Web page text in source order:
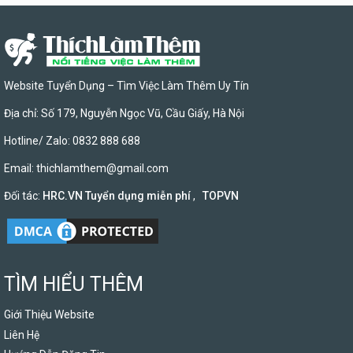
Website Tuyển Dụng – Tìm Việc Làm Thêm Uy Tín
Địa chỉ: Số 179, Nguyễn Ngọc Vũ, Cầu Giấy, Hà Nội
Hotline/ Zalo: 0832 888 688
Email: thichlamthem@gmail.com
Đối tác: HRC.VN Tuyển dụng miễn phí, TOPVN
TÌM HIỂU THÊM
Giới Thiệu Website
Liên Hệ